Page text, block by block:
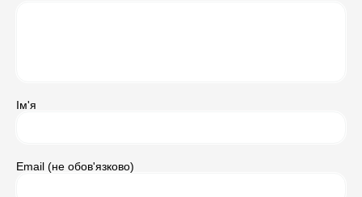
Ім'я
Email (не обов'язково)